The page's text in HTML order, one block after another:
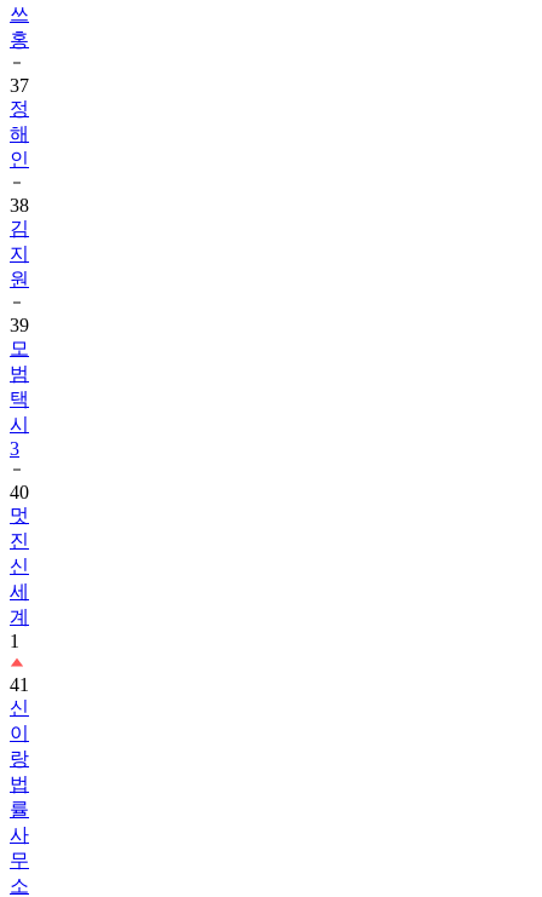
쓰
홍
37
정
해
인
38
김
지
원
39
모
범
택
시
3
40
멋
진
신
세
계
1
41
신
이
랑
법
률
사
무
소